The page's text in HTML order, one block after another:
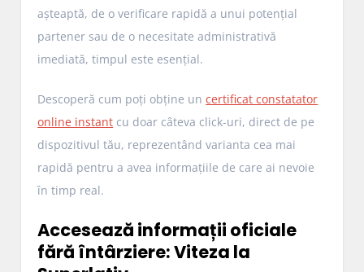
așteaptă, de o verificare rapidă a unui potențial
partener sau de o necesitate administrativă
imediată, timpul este esențial.
Descoperă cum poți obține uncertificat constatator
online instant cu doar câteva click-uri, direct de pe
dispozitivul tău, reprezentând varianta cea mai
rapidă pentru a avea informațiile de care ai nevoie
în timp real.
Accesează informații oficiale
fără întârziere: Viteza la